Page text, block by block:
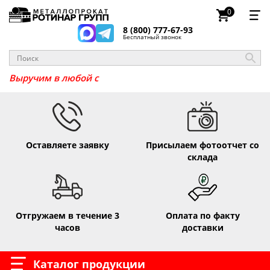
8 (800) 777-67-93
Бесплатный звонок
0
Выручим в люб
Оставляете заявку
Присылаем фотоотчет со
склада
Отгружаем в течение 3
часов
Оплата по факту
доставки
Каталог продукции